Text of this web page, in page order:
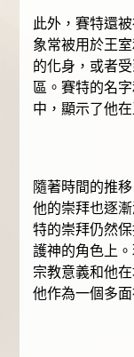
此外，賽特還
象常被用於王
的化身，或者
區。賽特的名
中，顯示了他
隨著時間的推
他的崇拜也逐
特的崇拜仍然
護神的角色上
宗教意義和他
他作為一個多